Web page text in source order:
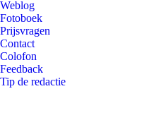
Weblog
Fotoboek
Prijsvragen
Contact
Colofon
Feedback
Tip de redactie